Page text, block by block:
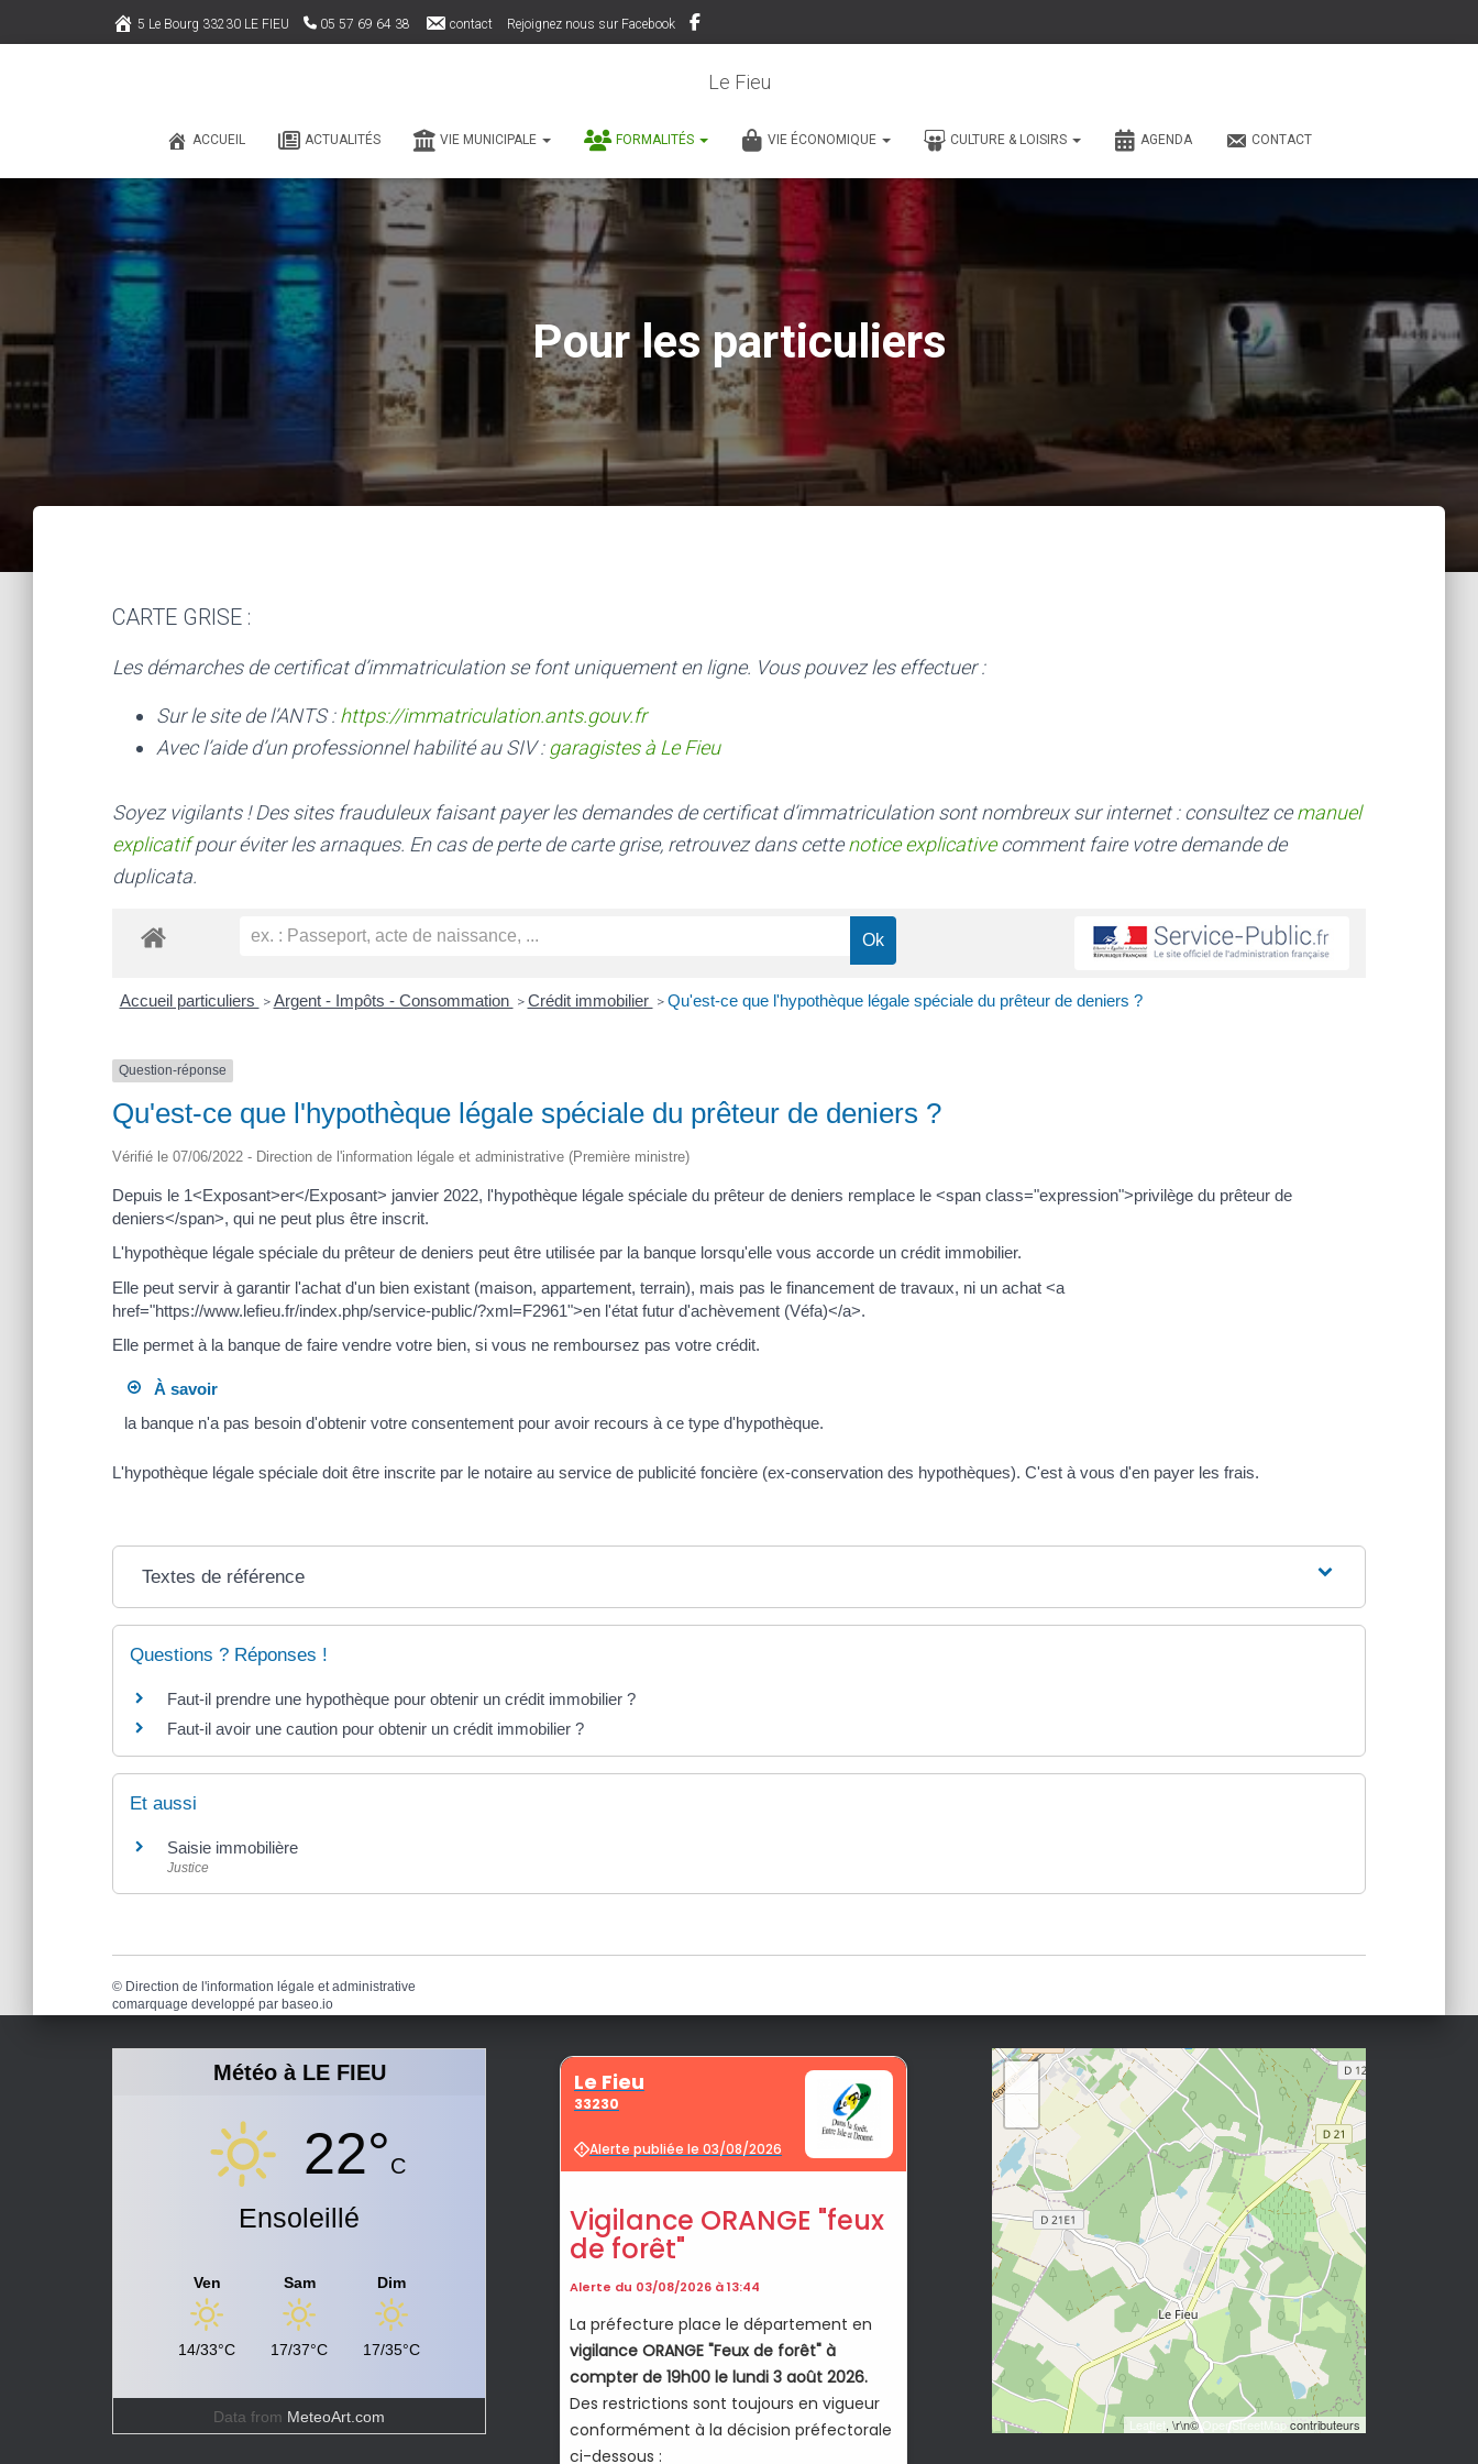
5 Le Bourg 33230 LE FIEU 05 57 69 64 38 contact Rejoignez nous sur Facebook
Le Fieu
ACCUEIL ACTUALITÉS VIE MUNICIPALE FORMALITÉS VIE ÉCONOMIQUE CULTURE & LOISIRS AGENDA CONTACT
Pour les particuliers
CARTE GRISE :
Les démarches de certificat d’immatriculation se font uniquement en ligne. Vous pouvez les effectuer :
Sur le site de l’ANTS :https://immatriculation.ants.gouv.fr
Avec l’aide d’un professionnel habilité au SIV : garagistes à Le Fieu
Soyez vigilants ! Des sites frauduleux faisant payer les demandes de certificat d’immatriculation sont nombreux sur internet : consultez cemanuel
explicatifpour éviter les arnaques. En cas de perte de carte grise, retrouvez dans cettenotice explicativecomment faire votre demande de
duplicata.
Accueil particuliers > Argent - Impôts - Consommation > Crédit immobilier > Qu'est-ce que l'hypothèque légale spéciale du prêteur de deniers ?
Question-réponse
Qu'est-ce que l'hypothèque légale spéciale du prêteur de deniers ?
Vérifié le 07/06/2022 - Direction de l'information légale et administrative (Première ministre)
Depuis le 1<Exposant>er</Exposant> janvier 2022, l'hypothèque légale spéciale du prêteur de deniers remplace le <span class="expression">privilège du prêteur de
deniers</span>, qui ne peut plus être inscrit.
L'hypothèque légale spéciale du prêteur de deniers peut être utilisée par la banque lorsqu'elle vous accorde un crédit immobilier.
Elle peut servir à garantir l'achat d'un bien existant (maison, appartement, terrain), mais pas le financement de travaux, ni un achat <a
href="https://www.lefieu.fr/index.php/service-public/?xml=F2961">en l'état futur d'achèvement (Véfa)</a>.
Elle permet à la banque de faire vendre votre bien, si vous ne remboursez pas votre crédit.
À savoir
la banque n'a pas besoin d'obtenir votre consentement pour avoir recours à ce type d'hypothèque.
L'hypothèque légale spéciale doit être inscrite par le notaire au service de publicité foncière (ex-conservation des hypothèques). C'est à vous d'en payer les frais.
Textes de référence
Questions ? Réponses !
Faut-il prendre une hypothèque pour obtenir un crédit immobilier ?
Faut-il avoir une caution pour obtenir un crédit immobilier ?
Et aussi
Saisie immobilière
Justice
© Direction de l'information légale et administrative
comarquage developpé par baseo.io
Météo à LE FIEU
22°C
Ensoleillé
Ven
14/33°C
Sam
17/37°C
Dim
17/35°C
Data from MeteoArt.com
+
Leaflet, \r\n© OpenStreetMap contributeurs